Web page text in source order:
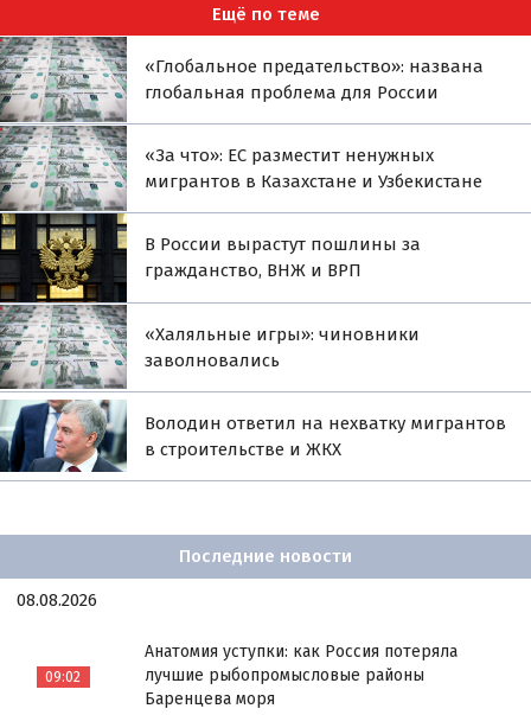
Ещё по теме
«Глобальное предательство»: названа
глобальная проблема для России
«За что»: ЕС разместит ненужных
мигрантов в Казахстане и Узбекистане
В России вырастут пошлины за
гражданство, ВНЖ и ВРП
«Халяльные игры»: чиновники
заволновались
Володин ответил на нехватку мигрантов
в строительстве и ЖКХ
Последние новости
08.08.2026
09:02
Анатомия уступки: как Россия потеряла
лучшие рыбопромысловые районы
Баренцева моря